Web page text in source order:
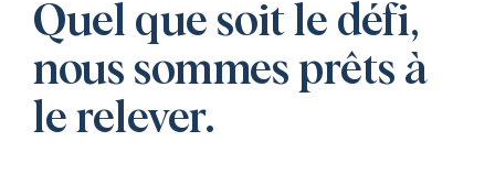
Quel que soit le défi,
nous sommes prêts à
le relever.